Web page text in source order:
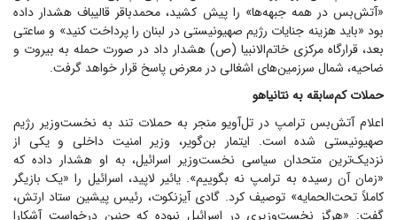
«آتش‌بس در همه جبهه‌ها» را پیش کشید، محمدباقر قالیباف هشدار داده
بود «باید هزینه جنایات رژیم صهیونیستی در لبنان را پرداخت کنید» و ساعتی
بعد، قرارگاه مرکزی خاتم‌الانبیا (ص) هشدار داد در صورت حمله به بیروت و
ضاحیه، شمال سرزمین‌های اشغالی در معرض پاسخ قرار خواهد گرفت.
حملات کم‌سابقه به نتانیاهو
اعلام آتش‌بس ترامپ در تل‌آویو منجر به حملات تند به نخست‌وزیر رژیم
صهیونیستی شده است. ایتمار بن‌گویر، وزیر امنیت داخلی و یکی از
نزدیک‌ترین متحدان سیاسی نخست‌وزیر اسرائیل، به او هشدار داده که
«زمان آن رسیده به ترامپ نه بگوییم». یائیر لاپید، اسرائیل را «یک بازیگر
کاملاً تحت‌الحمایه» توصیف کرد. گادی آیزنکوت، رئیس پیشین ستاد ارتش،
گفت: «هرگز نخست‌وزیری در اسرائیل نبوده که چنین درخواست آشکارا